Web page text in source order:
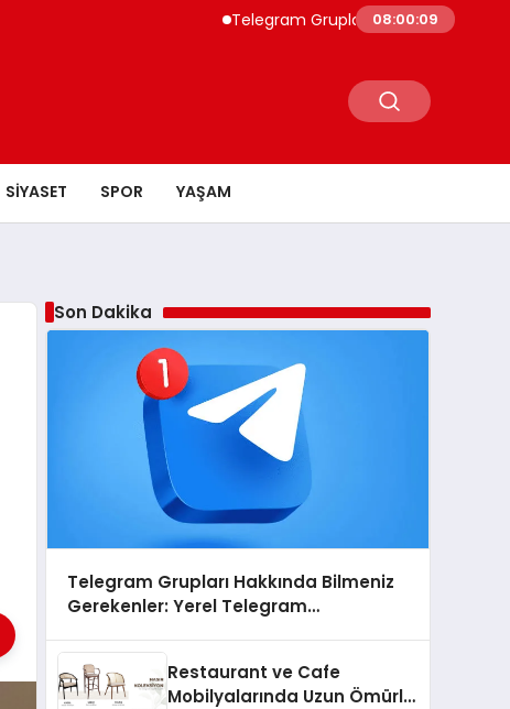
Telegram Grupları Hakkında Bilmeniz
08:00:10
SIYASET SPOR YAŞAM
Son Dakika
Telegram Grupları Hakkında Bilmeniz
Gerekenler: Yerel Telegram
Ulaşın
Restaurant ve Cafe
Mobilyalarında Uzun Ömürlü